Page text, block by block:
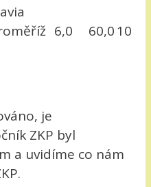
6,0 60,010
je
ZKP byl
a uvidíme co nám